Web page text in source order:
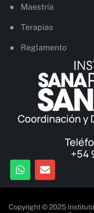
Maestría
Terapias
Reglamento
Coordinación y
+54
Copyright © 2025